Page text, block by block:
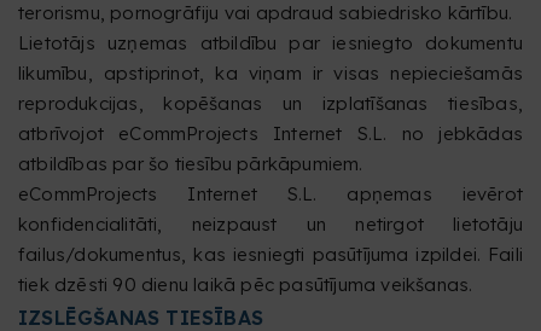
terorismu, pornogrāfiju vai apdraud sabiedrisko kārtību.
Lietotājs uzņemas atbildību par iesniegto dokumentu
likumību, apstiprinot, ka viņam ir visas nepieciešamās
reprodukcijas, kopēšanas un izplatīšanas tiesības,
atbrīvojot eCommProjects Internet S.L. no jebkādas
atbildības par šo tiesību pārkāpumiem.
eCommProjects Internet S.L. apņemas ievērot
konfidencialitāti, neizpaust un netirgot lietotāju
failus/dokumentus, kas iesniegti pasūtījuma izpildei. Faili
tiek dzēsti 90 dienu laikā pēc pasūtījuma veikšanas.
IZSLĒGŠANAS TIESĪBAS